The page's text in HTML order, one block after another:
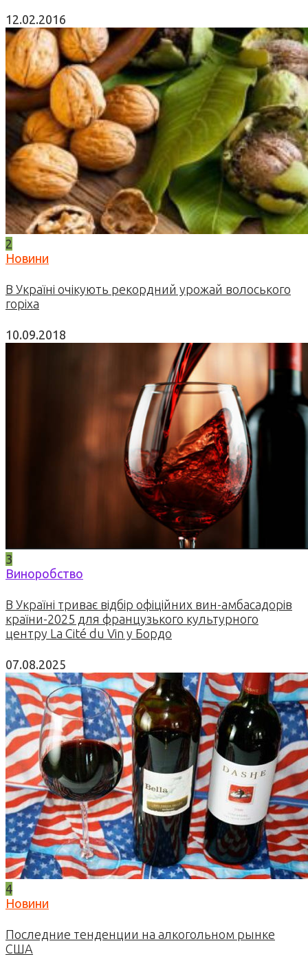
12.02.2016
2
Новини
В Україні очікують рекордний урожай волоського
горіха
10.09.2018
3
Виноробство
В Україні триває відбір офіційних вин-амбасадорів
країни-2025 для французького культурного
центру La Cité du Vin у Бордо
07.08.2025
4
Новини
Последние тенденции на алкогольном рынке
США